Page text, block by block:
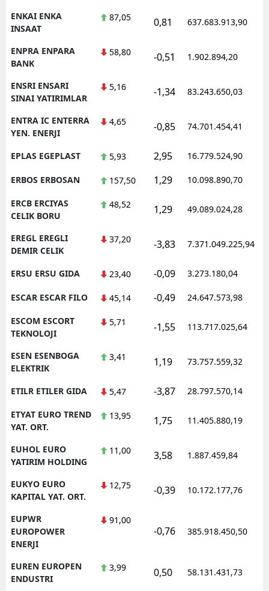
ENKAI ENKA
INSAAT
87,05 0,81 637.683.913,90
ENPRA ENPARA
BANK
58,80 -0,51 1.902.894,20
ENSRI ENSARI
SINAI YATIRIMLAR
5,16 -1,34 83.243.650,03
ENTRA IC ENTERRA
YEN. ENERJI
4,65 -0,85 74.701.454,41
EPLAS EGEPLAST 5,93 2,95 16.779.524,90
ERBOS ERBOSAN 157,50 1,29 10.098.890,70
ERCB ERCIYAS
CELIK BORU
48,52 1,29 49.089.024,28
EREGL EREGLI
DEMIR CELIK
37,20 -3,83 7.371.049.225,94
ERSU ERSU GIDA 23,40 -0,09 3.273.180,04
ESCAR ESCAR FILO 45,14 -0,49 24.647.573,98
ESCOM ESCORT
TEKNOLOJI
5,71 -1,55 113.717.025,64
ESEN ESENBOGA
ELEKTRIK
3,41 1,19 73.757.559,32
ETILR ETILER GIDA 5,47 -3,87 28.797.570,14
ETYAT EURO TREND
YAT. ORT.
13,95 1,75 11.405.880,19
EUHOL EURO
YATIRIM HOLDING
11,00 3,58 1.887.459,84
EUKYO EURO
KAPITAL YAT. ORT.
12,75 -0,39 10.172.177,76
EUPWR
EUROPOWER
ENERJI
91,00
-0,76 385.918.450,50
EUREN EUROPEN
ENDUSTRI
3,99 0,50 58.131.431,73